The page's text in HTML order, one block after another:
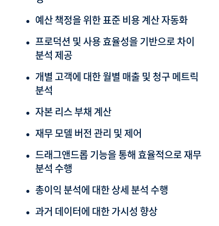
예산 책정을 위한 표준 비용 계산 자동화
프로덕션 및 사용 효율성을 기반으로 차이
분석 제공
개별 고객에 대한 월별 매출 및 청구 메트릭
분석
자본 리스 부채 계산
재무 모델 버전 관리 및 제어
드래그앤드롭 기능을 통해 효율적으로 재무
분석 수행
총이익 분석에 대한 상세 분석 수행
과거 데이터에 대한 가시성 향상